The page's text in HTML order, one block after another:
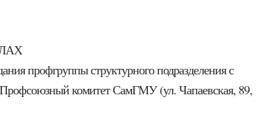
профгруппы структурного подразделения с
Профсоюзный комитет СамГМУ (ул. Чапаевская, 89,